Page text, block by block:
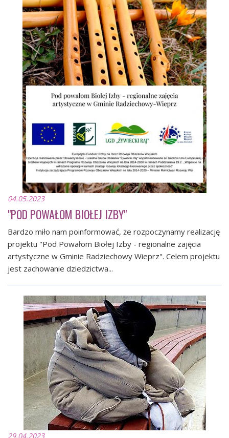
04.05.2023
"POD POWAŁOM BIOŁEJ IZBY"
Bardzo miło nam poinformować, że rozpoczynamy realizację
projektu "Pod Powałom Biołej Izby - regionalne zajęcia
artystyczne w Gminie Radziechowy Wieprz". Celem projektu
jest zachowanie dziedzictwa...
29.04.2023